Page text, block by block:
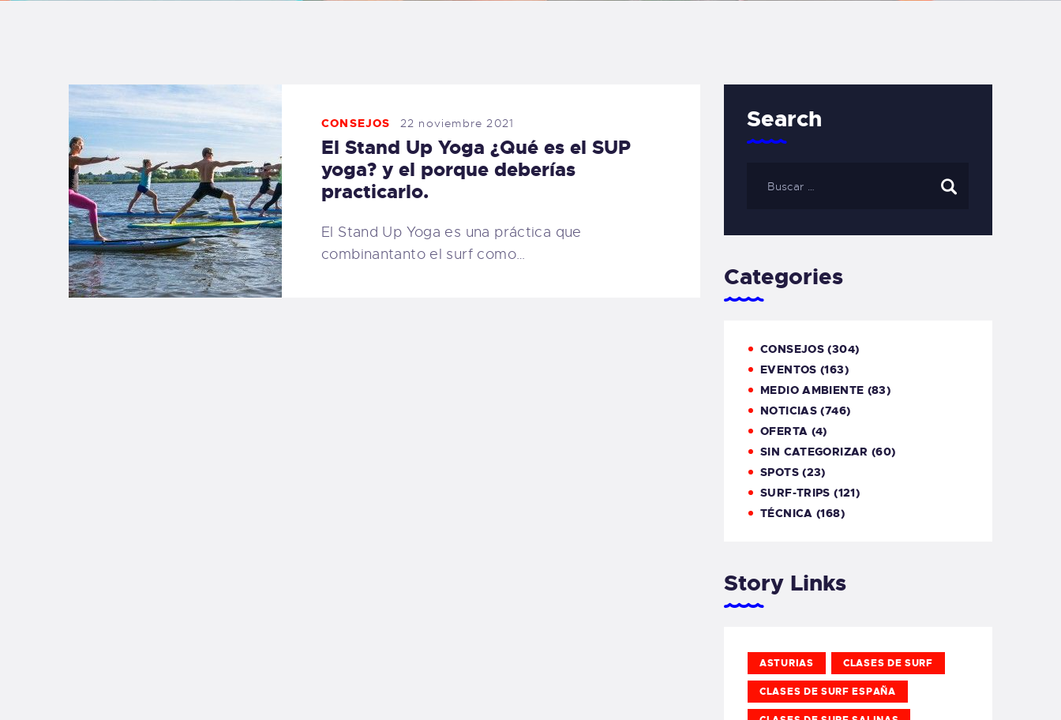
CONTACTO
CARRITO
TIENDA FAMILY
SURFERS
CONSEJOS 22 noviembre 2021
El Stand Up Yoga ¿Qué es el SUP
yoga? y el porque deberías
practicarlo.
El Stand Up Yoga es una práctica que
combinantanto el surf como…
Search
Categories
CONSEJOS (304)
EVENTOS (163)
MEDIO AMBIENTE (83)
NOTICIAS (746)
OFERTA (4)
SIN CATEGORIZAR (60)
SPOTS(23)
SURF-TRIPS (121)
TÉCNICA (168)
Story Links
ASTURIAS CLASES DE SURF
CLASES DE SURF ESPAÑA